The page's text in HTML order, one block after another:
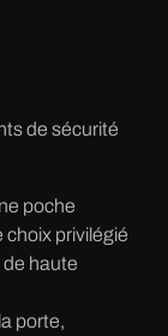
de sécurité
poche
choix privilégié
haute
porte,